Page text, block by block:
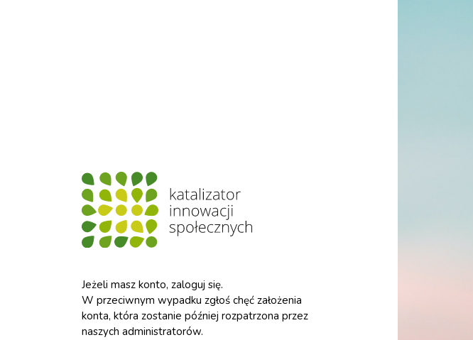
Jeżeli masz konto, zaloguj się.
W przeciwnym wypadku zgłoś chęć założenia
konta, która zostanie później rozpatrzona przez
naszych administratorów.